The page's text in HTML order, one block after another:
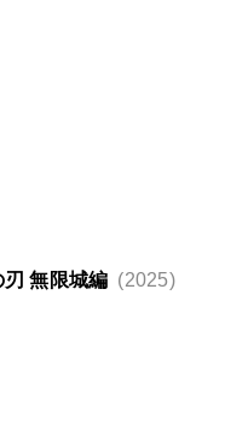
刃 無限城編 (2025)